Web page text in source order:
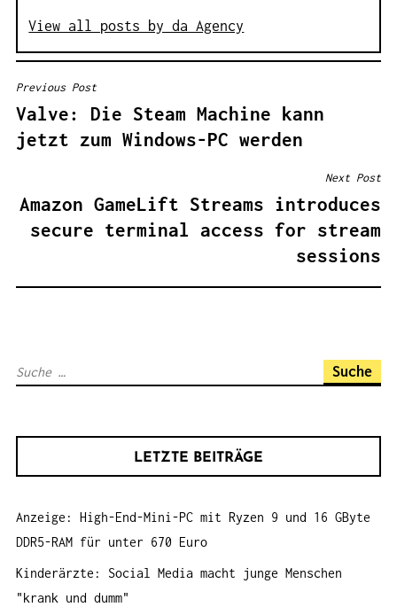
View all posts by da Agency
B
E
I
R
I
I
Previous Post
Valve: Die Steam Machine kann
jetzt zum Windows-PC werden
Next Post
Amazon GameLift Streams introduces
secure terminal access for stream
sessions
S
a
c
h
:
LETZTE BEITRÄGE
Anzeige: High-End-Mini-PC mit Ryzen 9 und 16 GByte
DDR5-RAM für unter 670 Euro
Kinderärzte: Social Media macht junge Menschen
"krank und dumm"